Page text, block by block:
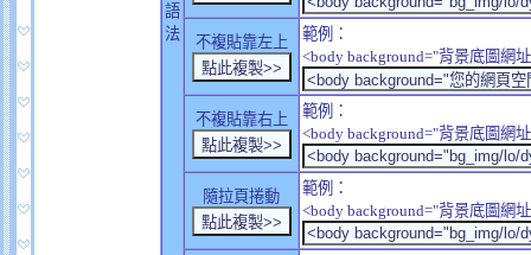
語
法
不複貼靠左上
範例：
<body background="背景底圖網
不複貼靠右上
範例：
<body background="背景底圖網
隨拉頁捲動
範例：
<body background="背景底圖網